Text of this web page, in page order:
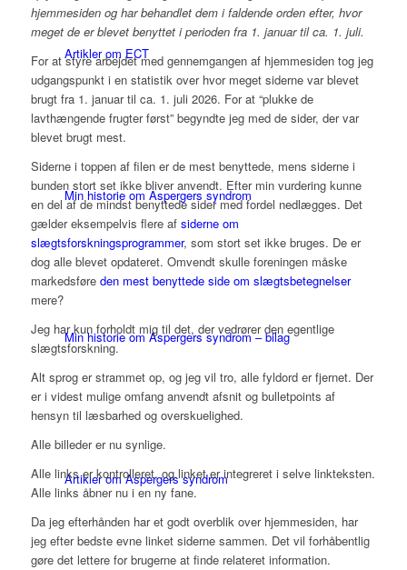
Artikler om ECT
Min historie om Aspergers syndrom
Min historie om Aspergers syndrom – bilag
Artikler om Aspergers syndrom
hjemmesiden og har behandlet dem i faldende orden efter, hvor
meget de er blevet benyttet i perioden fra 1. januar til ca. 1. juli.
For at styre arbejdet med gennemgangen af hjemmesiden tog jeg
udgangspunkt i en statistik over hvor meget siderne var blevet
brugt fra 1. januar til ca. 1. juli 2026. For at “plukke de
lavthængende frugter først” begyndte jeg med de sider, der var
blevet brugt mest.
Siderne i toppen af filen er de mest benyttede, mens siderne i
bunden stort set ikke bliver anvendt. Efter min vurdering kunne
en del af de mindst benyttede sider med fordel nedlægges. Det
gælder eksempelvis flere af siderne om
slægtsforskningsprogrammer, som stort set ikke bruges. De er
dog alle blevet opdateret. Omvendt skulle foreningen måske
markedsføre den mest benyttede side om slægtsbetegnelser
mere?
Jeg har kun forholdt mig til det, der vedrører den egentlige
slægtsforskning.
Alt sprog er strammet op, og jeg vil tro, alle fyldord er fjernet. Der
er i videst mulige omfang anvendt afsnit og bulletpoints af
hensyn til læsbarhed og overskuelighed.
Alle billeder er nu synlige.
Alle links er kontrolleret, og linket er integreret i selve linkteksten.
Alle links åbner nu i en ny fane.
Da jeg efterhånden har et godt overblik over hjemmesiden, har
jeg efter bedste evne linket siderne sammen. Det vil forhåbentlig
gøre det lettere for brugerne at finde relateret information.